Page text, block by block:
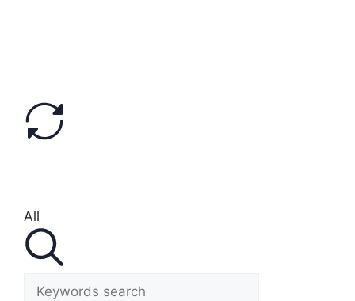
All